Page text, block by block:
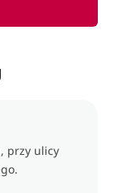
przy ulicy